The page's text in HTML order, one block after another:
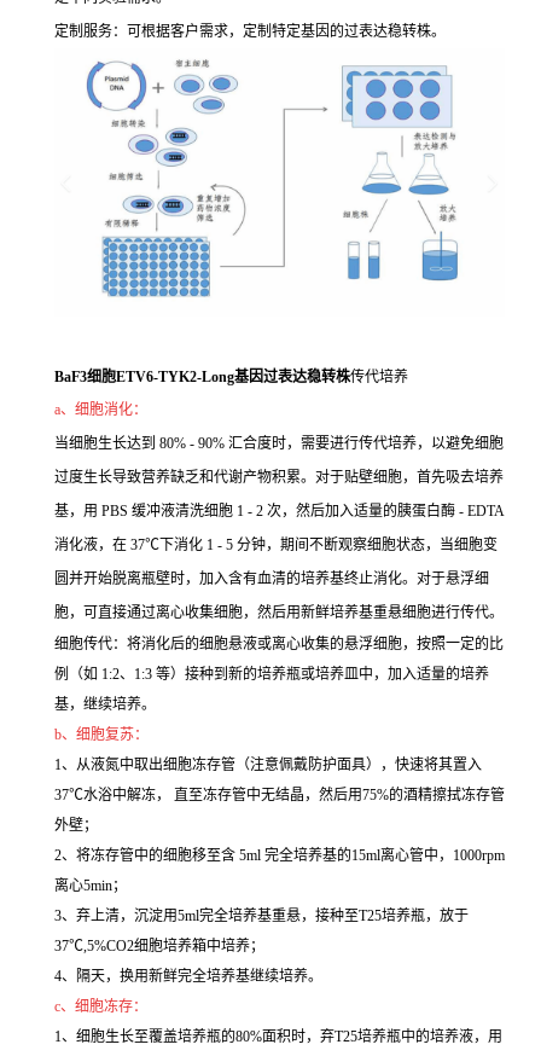
定制服务：可根据客户需求，定制特定基因的过表达稳转株。
BaF3细胞ETV6-TYK2-Long基因过表达稳转株传代培养
a、细胞消化：
当细胞生长达到 80% - 90% 汇合度时，需要进行传代培养，以避免细胞
过度生长导致营养缺乏和代谢产物积累。对于贴壁细胞，首先吸去培养
基，用 PBS 缓冲液清洗细胞 1 - 2 次，然后加入适量的胰蛋白酶 - EDTA
消化液，在 37℃下消化 1 - 5 分钟，期间不断观察细胞状态，当细胞变
圆并开始脱离瓶壁时，加入含有血清的培养基终止消化。对于悬浮细
胞，可直接通过离心收集细胞，然后用新鲜培养基重悬细胞进行传代。
细胞传代：将消化后的细胞悬液或离心收集的悬浮细胞，按照一定的比
例（如 1:2、1:3 等）接种到新的培养瓶或培养皿中，加入适量的培养
基，继续培养。
b、细胞复苏：
1、从液氮中取出细胞冻存管（注意佩戴防护面具），快速将其置入
37℃水浴中解冻， 直至冻存管中无结晶，然后用75%的酒精擦拭冻存管
外壁；
2、将冻存管中的细胞移至含 5ml 完全培养基的15ml离心管中，1000rpm
离心5min；
3、弃上清，沉淀用5ml完全培养基重悬，接种至T25培养瓶，放于
37℃,5%CO2细胞培养箱中培养；
4、隔天，换用新鲜完全培养基继续培养。
c、细胞冻存：
1、细胞生长至覆盖培养瓶的80%面积时，弃T25培养瓶中的培养液，用